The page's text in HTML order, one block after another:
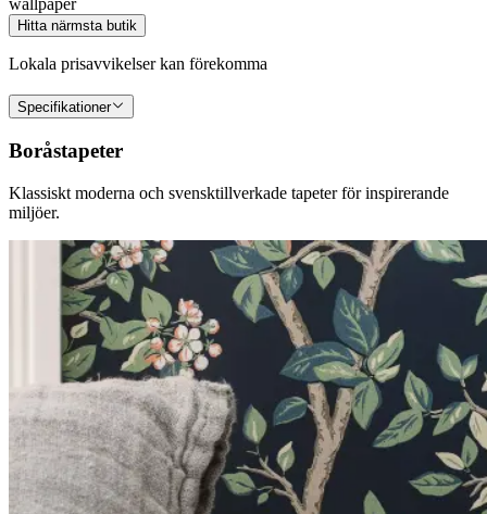
Hitta närmsta butik
Lokala prisavvikelser kan förekomma
Specifikationer
Boråstapeter
Klassiskt moderna och svensktillverkade tapeter för inspirerande
miljöer.